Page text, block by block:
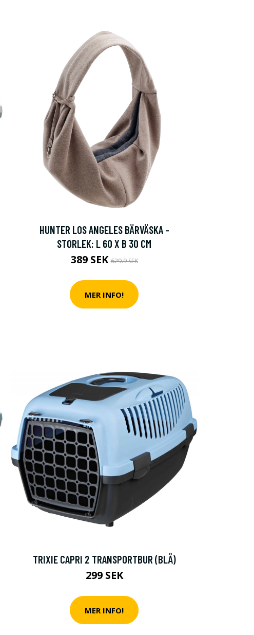
HUNTER LOS ANGELES BÄRVÄSKA -
STORLEK: L 60 X B 30 CM
389 SEK629.9 SEK
MER INFO!
TRIXIE CAPRI 2 TRANSPORTBUR (BLÅ)
299 SEK
MER INFO!